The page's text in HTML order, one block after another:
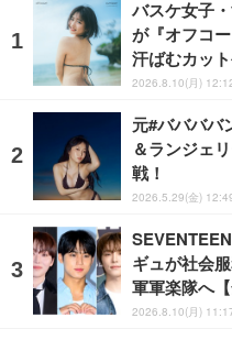
バスケ女子
が『オフコ
汗ばむカッ
2026.8.10(月)
元#ババババ
＆ランジェ
戦！
2026.5.29(金)
ギュが社会
軍軍楽隊へ【
2026.8.10(月)